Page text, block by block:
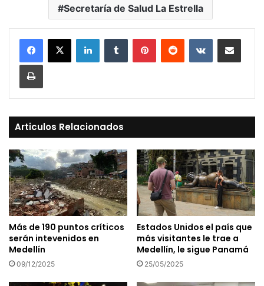
Secretaría de Salud La Estrella
LinkedInTumblr PinterestReddit VKontakteCompartir vía Mail
Print
Articulos Relacionados
Más de 190 puntos críticos
serán intevenidos en
Medellín
09/12/2025
Estados Unidos el país que
más visitantes le trae a
Medellín, le sigue Panamá
25/05/2025